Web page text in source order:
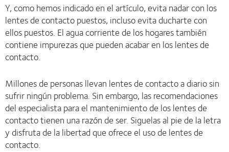
Y, como hemos indicado en el artículo, evita nadar con los
lentes de contacto puestos, incluso evita ducharte con
ellos puestos. El agua corriente de los hogares también
contiene impurezas que pueden acabar en los lentes de
contacto.
Millones de personas llevan lentes de contacto a diario sin
sufrir ningún problema. Sin embargo, las recomendaciones
del especialista para el mantenimiento de los lentes de
contacto tienen una razón de ser. Siguelas al pie de la letra
y disfruta de la libertad que ofrece el uso de lentes de
contacto.